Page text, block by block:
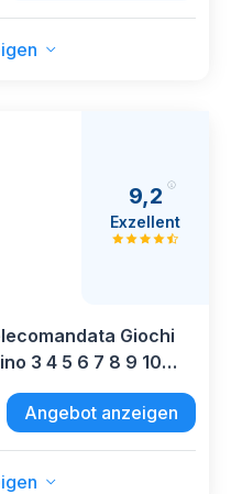
9,2
Exzellent
Giochi
3 4 5 6 7 8 9 10
3-9 Anni
Angebot anzeigen